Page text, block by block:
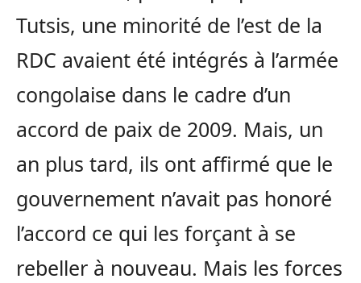
Tutsis, une minorité de l’est de la
RDC avaient été intégrés à l’armée
congolaise dans le cadre d’un
accord de paix de 2009. Mais, un
an plus tard, ils ont affirmé que le
gouvernement n’avait pas honoré
l’accord ce qui les forçant à se
rebeller à nouveau. Mais les forces